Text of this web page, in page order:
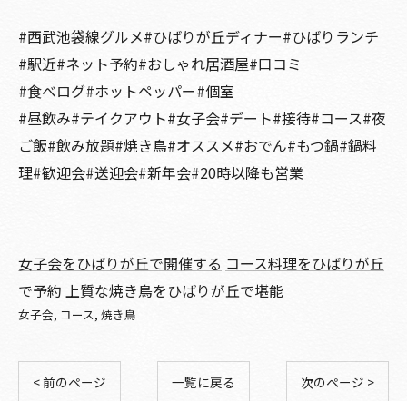
#西武池袋線グルメ#ひばりが丘ディナー#ひばりランチ
#駅近#ネット予約#おしゃれ居酒屋#口コミ
#食べログ#ホットペッパー#個室
#昼飲み#テイクアウト#女子会#デート#接待#コース#夜
ご飯#飲み放題#焼き鳥#オススメ#おでん#もつ鍋#鍋料
理#歓迎会#送迎会#新年会#20時以降も営業
女子会をひばりが丘で開催する コース料理をひばりが丘
で予約 上質な焼き鳥をひばりが丘で堪能
女子会 コース 焼き鳥
< 前のページ 一覧に戻る 次のページ >